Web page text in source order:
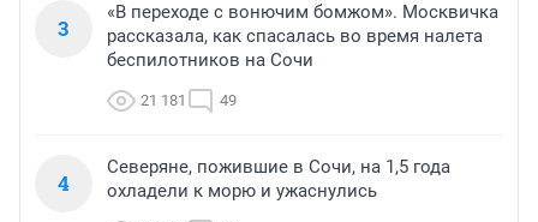
3
«В переходе с вонючим бомжом». Москвичка
рассказала, как спасалась во время налета
беспилотников на Сочи
21 181 49
4
Северяне, пожившие в Сочи, на 1,5 года
охладели к морю и ужаснулись